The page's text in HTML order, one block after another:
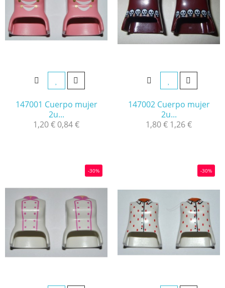
147001 Cuerpo mujer
2u...
1,20 € 0,84 €
147002 Cuerpo mujer
2u...
1,80 € 1,26 €
-30% -30%